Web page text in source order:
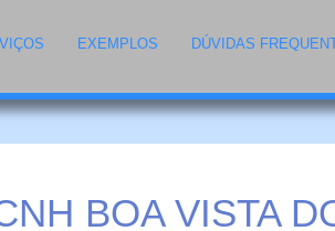
EXEMPLOS DÚVIDAS
BOA VISTA